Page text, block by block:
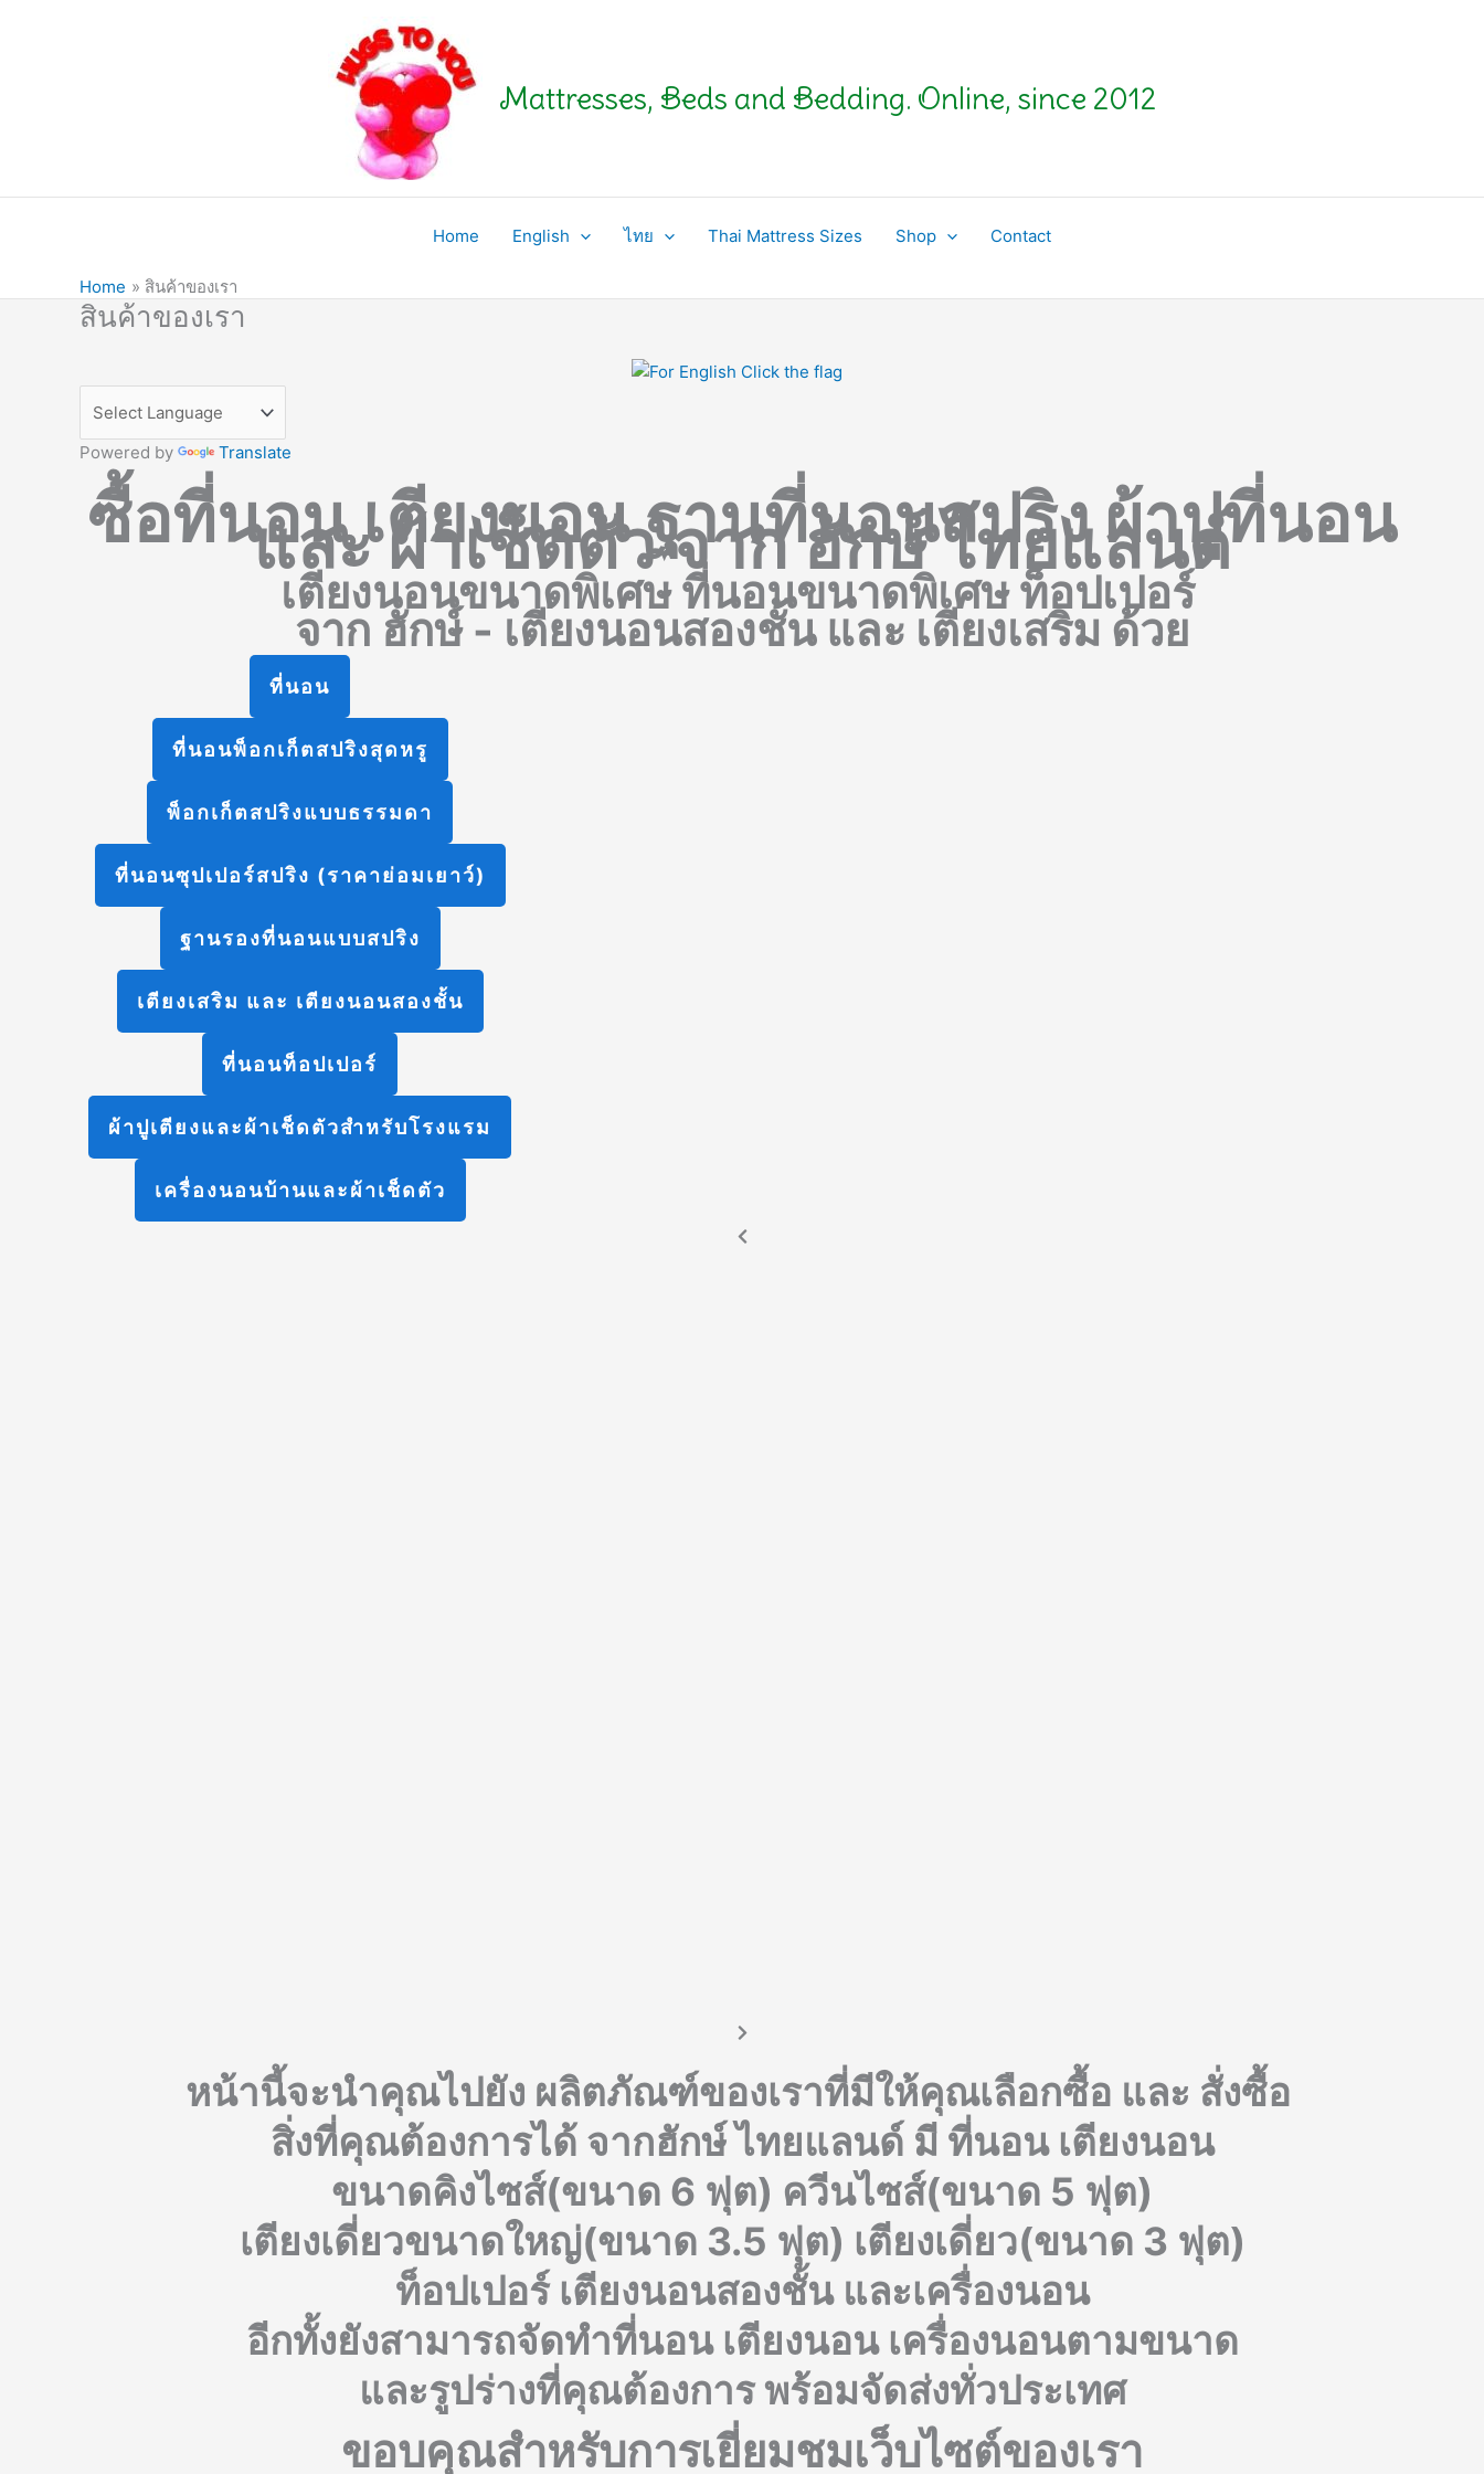
Mattresses, Beds and Bedding. Online, since 2012
Home English ไทย Thai Mattress Sizes Shop Contact
Home สินค้าของเรา
สินค้าของเรา
Powered by Translate
ซื้อที่นอน เตียงนอน ฐานที่นอนสปริง ผ้าปูที่นอน
และ ผ้าเช็ดตัว จาก ฮักษ์ ไทยแลนด์
เตียงนอนขนาดพิเศษ ที่นอนขนาดพิเศษ ท็อปเปอร์
จาก ฮักษ์ - เตียงนอนสองชั้น และ เตียงเสริม ด้วย
ที่นอน
ที่นอนพ็อกเก็ตสปริงสุดหรู
พ็อกเก็ตสปริงแบบธรรมดา
ที่นอนซุปเปอร์สปริง (ราคาย่อมเยาว์)
ฐานรองที่นอนแบบสปริง
เตียงเสริม และ เตียงนอนสองชั้น
ที่นอนท็อปเปอร์
ผ้าปูเตียงและผ้าเช็ดตัวสำหรับโรงแรม
เครื่องนอนบ้านและผ้าเช็ดตัว
หน้านี้จะนำคุณไปยัง ผลิตภัณฑ์ของเราที่มีให้คุณเลือกซื้อ และ สั่งซื้อ
สิ่งที่คุณต้องการได้ จากฮักษ์ ไทยแลนด์ มี ที่นอน เตียงนอน
ขนาดคิงไซส์(ขนาด 6 ฟุต) ควีนไซส์(ขนาด 5 ฟุต)
เตียงเดี่ยวขนาดใหญ่(ขนาด 3.5 ฟุต) เตียงเดี่ยว(ขนาด 3 ฟุต)
ท็อปเปอร์ เตียงนอนสองชั้น และเครื่องนอน
อีกทั้งยังสามารถจัดทำที่นอน เตียงนอน เครื่องนอนตามขนาด
และรูปร่างที่คุณต้องการพร้อมจัดส่งทั่วประเทศ
ขอบคุณสำหรับการเยี่ยมชมเว็บไซต์ของเรา